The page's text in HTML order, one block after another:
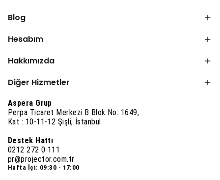
Blog
Hesabım
Hakkımızda
Diğer Hizmetler
Aspera Grup
Perpa Ticaret Merkezi B Blok No: 1649,
Kat : 10-11-12 Şişli, İstanbul
Destek Hattı
0212 272 0 111
pr@projector.com.tr
Hafta İçi: 09:30 - 17:00